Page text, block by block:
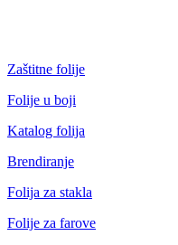
Zaštitne folije
Folije u boji
Katalog folija
Brendiranje
Folija za stakla
Folije za farove